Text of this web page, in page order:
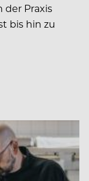
der Praxis
bis hin zu